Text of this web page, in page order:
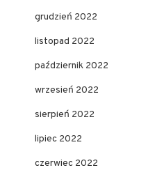
grudzień 2022
listopad 2022
październik 2022
wrzesień 2022
sierpień 2022
lipiec 2022
czerwiec 2022